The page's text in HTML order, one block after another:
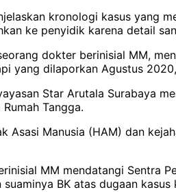
kronologi kasus yang
ke penyidik karena detail
dokter berinisial MM,
yang dilaporkan Agustus
Star Arutala Surabaya
Tangga.
Asasi Manusia (HAM) dan
MM mendatangi Sentra
BK atas dugaan